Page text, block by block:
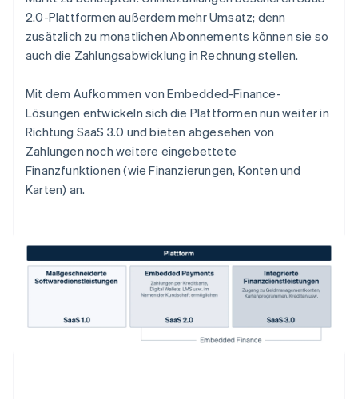
2.0-Plattformen außerdem mehr Umsatz; denn
zusätzlich zu monatlichen Abonnements können sie so
auch die Zahlungsabwicklung in Rechnung stellen.
Mit dem Aufkommen von Embedded-Finance-
Lösungen entwickeln sich die Plattformen nun weiter in
Richtung SaaS 3.0 und bieten abgesehen von
Zahlungen noch weitere eingebettete
Finanzfunktionen (wie Finanzierungen, Konten und
Karten) an.